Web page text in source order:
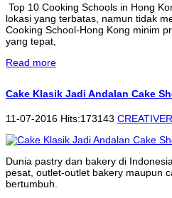
Top 10 Cooking Schools in Hong
lokasi yang terbatas, namun tidak
Cooking School-Hong Kong minim
yang tepat,
Read more
Cake Klasik Jadi Andalan Cake
11-07-2016 Hits:173143
Dunia pastry dan bakery di
pesat, outlet-outlet bakery maupun
bertumbuh.